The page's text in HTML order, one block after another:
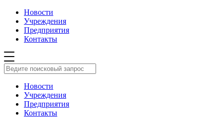
Новости
Учреждения
Предприятия
Контакты
Новости
Учреждения
Предприятия
Контакты